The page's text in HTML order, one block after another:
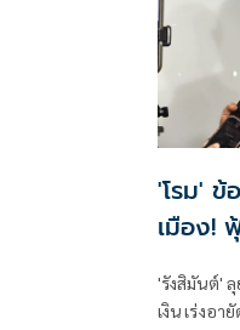
'โรม' ข้
เมือง!
'รังสิมันต์'
เงิน เร่งอ